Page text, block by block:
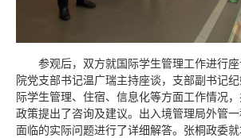
参观后，双方就国际学生管理工作进行
院党支部书记温广瑞主持座谈，支部副书记
际学生管理、住宿、信息化等方面工作情况
政策提出了咨询及建议。出入境管理局外管
面临的实际问题进行了详细解答。张桐政委